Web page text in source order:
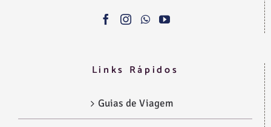
Links Rápidos
Guias de Viagem